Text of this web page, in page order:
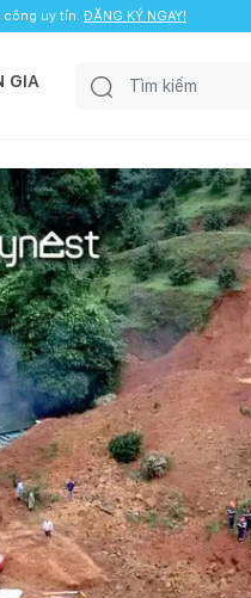
uy tín. ĐĂNG KÝ NGAY!
GIA